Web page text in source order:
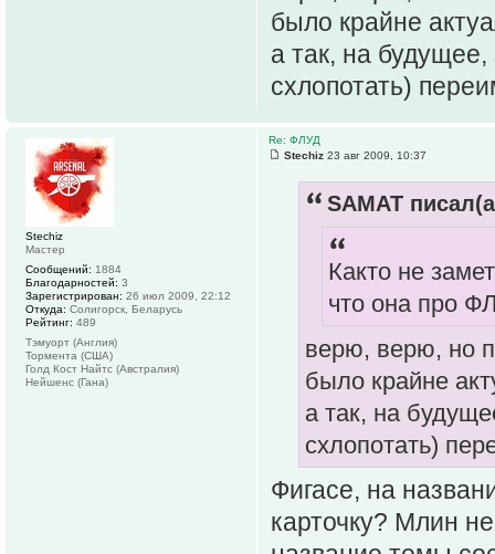
было крайне
а так, на
схлопотать)
Re: ФЛУД
Stechiz 23 авг 2009, 10:37
SAMAT
Както не
что она про
верю, верю, но
было крайне
а так, на
схлопотать)
Фигасе, на
карточку? Млин
Stechiz
Мастер
Сообщений: 1884
Благодарностей: 3
Зарегистрирован: 26 июл 2009, 22:12
Откуда: Солигорск, Беларусь
Рейтинг: 489
Тэмуорт (Англия)
Тормента (США)
Голд Кост Найтс (Австралия)
Нейшенс (Гана)